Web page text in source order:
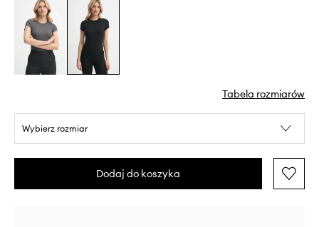
Tabela rozmiarów
Wybierz rozmiar
Dodaj do koszyka